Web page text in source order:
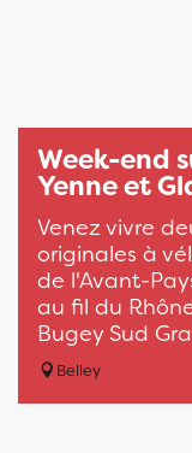
Week-end
Yenne et
Venez vivre
originales à
de l'Avant-
au fil du
Bugey Sud
Belley